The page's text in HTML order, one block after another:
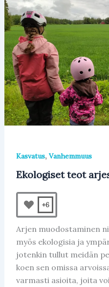
Kasvatus, Vanhemmuus
Ekologiset teot
+6
Arjen muodostaminen
myös ekologisia ja
jotenkin tullut meidän
koen sen omissa
varmasti asioita, joita